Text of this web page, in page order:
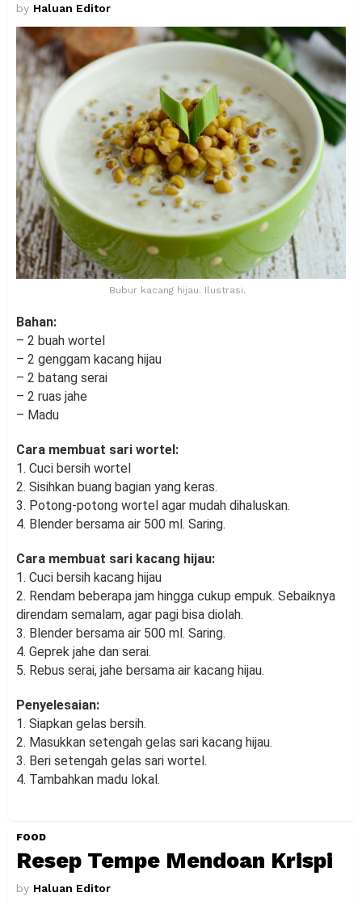
by Haluan Editor
Bubur kacang hijau. Ilustrasi.
Bahan:
– 2 buah wortel
– 2 genggam kacang hijau
– 2 batang serai
– 2 ruas jahe
– Madu
Cara membuat sari wortel:
1. Cuci bersih wortel
2. Sisihkan buang bagian yang keras.
3. Potong-potong wortel agar mudah dihaluskan.
4. Blender bersama air 500 ml. Saring.
Cara membuat sari kacang hijau:
1. Cuci bersih kacang hijau
2. Rendam beberapa jam hingga cukup empuk. Sebaiknya
direndam semalam, agar pagi bisa diolah.
3. Blender bersama air 500 ml. Saring.
4. Geprek jahe dan serai.
5. Rebus serai, jahe bersama air kacang hijau.
Penyelesaian:
1. Siapkan gelas bersih.
2. Masukkan setengah gelas sari kacang hijau.
3. Beri setengah gelas sari wortel.
4. Tambahkan madu lokal.
FOOD
Resep Tempe Mendoan Krispi
by Haluan Editor